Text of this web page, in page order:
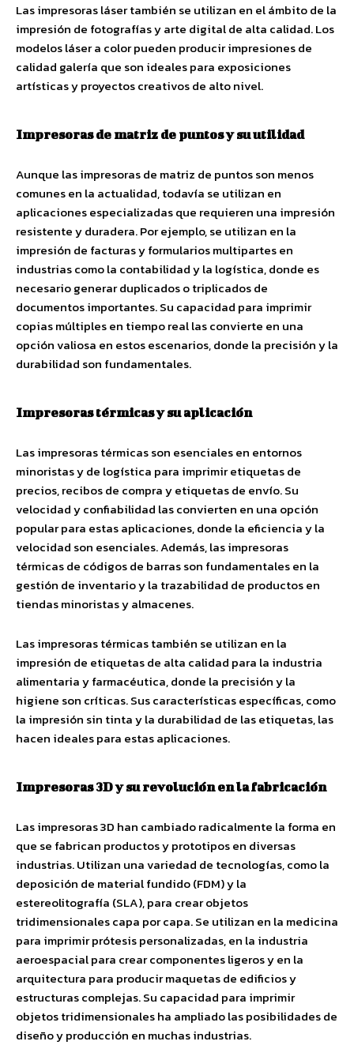
Las impresoras láser también se utilizan en el ámbito de la
impresión de fotografías y arte digital de alta calidad. Los
modelos láser a color pueden producir impresiones de
calidad galería que son ideales para exposiciones
artísticas y proyectos creativos de alto nivel.
Impresoras de matriz de puntos y su utilidad
Aunque las impresoras de matriz de puntos son menos
comunes en la actualidad, todavía se utilizan en
aplicaciones especializadas que requieren una impresión
resistente y duradera. Por ejemplo, se utilizan en la
impresión de facturas y formularios multipartes en
industrias como la contabilidad y la logística, donde es
necesario generar duplicados o triplicados de
documentos importantes. Su capacidad para imprimir
copias múltiples en tiempo real las convierte en una
opción valiosa en estos escenarios, donde la precisión y la
durabilidad son fundamentales.
Impresoras térmicas y su aplicación
Las impresoras térmicas son esenciales en entornos
minoristas y de logística para imprimir etiquetas de
precios, recibos de compra y etiquetas de envío. Su
velocidad y confiabilidad las convierten en una opción
popular para estas aplicaciones, donde la eficiencia y la
velocidad son esenciales. Además, las impresoras
térmicas de códigos de barras son fundamentales en la
gestión de inventario y la trazabilidad de productos en
tiendas minoristas y almacenes.
Las impresoras térmicas también se utilizan en la
impresión de etiquetas de alta calidad para la industria
alimentaria y farmacéutica, donde la precisión y la
higiene son críticas. Sus características específicas, como
la impresión sin tinta y la durabilidad de las etiquetas, las
hacen ideales para estas aplicaciones.
Impresoras 3D y su revolución en la fabricación
Las impresoras 3D han cambiado radicalmente la forma en
que se fabrican productos y prototipos en diversas
industrias. Utilizan una variedad de tecnologías, como la
deposición de material fundido (FDM) y la
estereolitografía (SLA), para crear objetos
tridimensionales capa por capa. Se utilizan en la medicina
para imprimir prótesis personalizadas, en la industria
aeroespacial para crear componentes ligeros y en la
arquitectura para producir maquetas de edificios y
estructuras complejas. Su capacidad para imprimir
objetos tridimensionales ha ampliado las posibilidades de
diseño y producción en muchas industrias.